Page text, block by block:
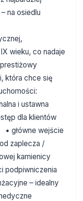
na osiedlu
wieku, co nadaje
która chce się
i ustawna
dla klientów
• główne wejście
zaplecza /
kamienicy
podpiwniczenia
– idealny